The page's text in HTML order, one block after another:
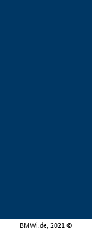
BMWi.de, 2021 ©